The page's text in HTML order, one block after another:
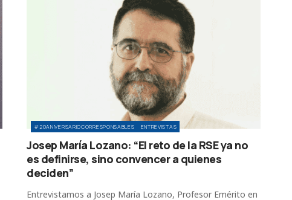
#20ANIVERSARIOCORRESPONSABLES ENTREVISTAS
Josep María Lozano: “El reto de la RSE ya no
es definirse, sino convencer a quienes
deciden”
Entrevistamos a Josep María Lozano, Profesor Emérito en